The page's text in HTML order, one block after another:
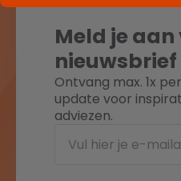
Meld je aan
nieuwsbrief
Ontvang max. 1x
update voor
adviezen.